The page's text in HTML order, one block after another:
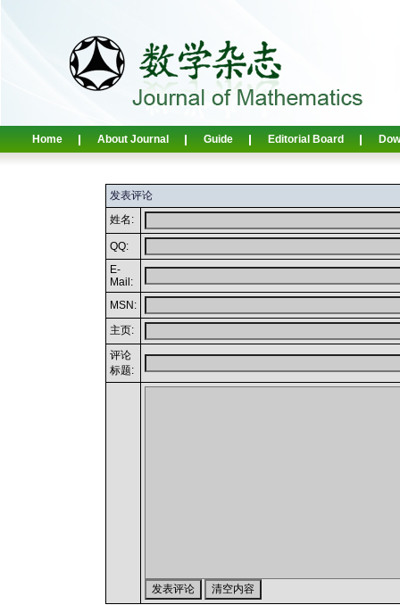
Home About Journal Guide Editorial Board
发表评论
姓名:
QQ:
E-
Mail:
MSN:
主页:
评论
标题: